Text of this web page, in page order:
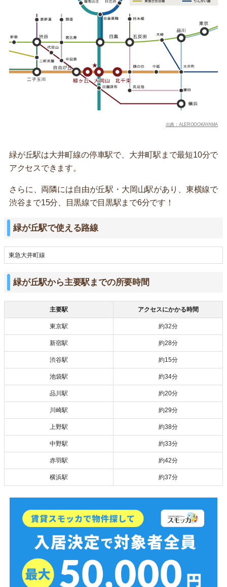
出典：ALEROOOKAYAMA
緑が丘駅は大井町線の停車駅で、大井町駅まで最短10分で
アクセスできます。
さらに、両隣には自由が丘駅・大岡山駅があり、東横線で
渋谷まで15分、目黒線で目黒駅まで6分です！
緑が丘駅で使える路線
東急大井町線
緑が丘駅から主要駅までの所要時間
主要駅 アクセスにかかる時間
東京駅 約32分
新宿駅 約28分
渋谷駅 約15分
池袋駅 約34分
品川駅 約20分
川崎駅 約29分
上野駅 約38分
中野駅 約33分
赤羽駅 約42分
横浜駅 約37分